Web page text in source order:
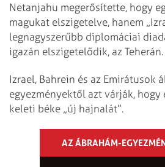
Netanjahu megerősítette, hogy
magukat elszigetelve, hanem
legnagyszerűbb diplomáciai
igazán elszigetelődik, az Teherán.
Izrael, Bahrein és az Emirátusok
egyezményektől azt várják, hogy
keleti béke „új hajnalát”.
AZ ÁBRAHÁM-